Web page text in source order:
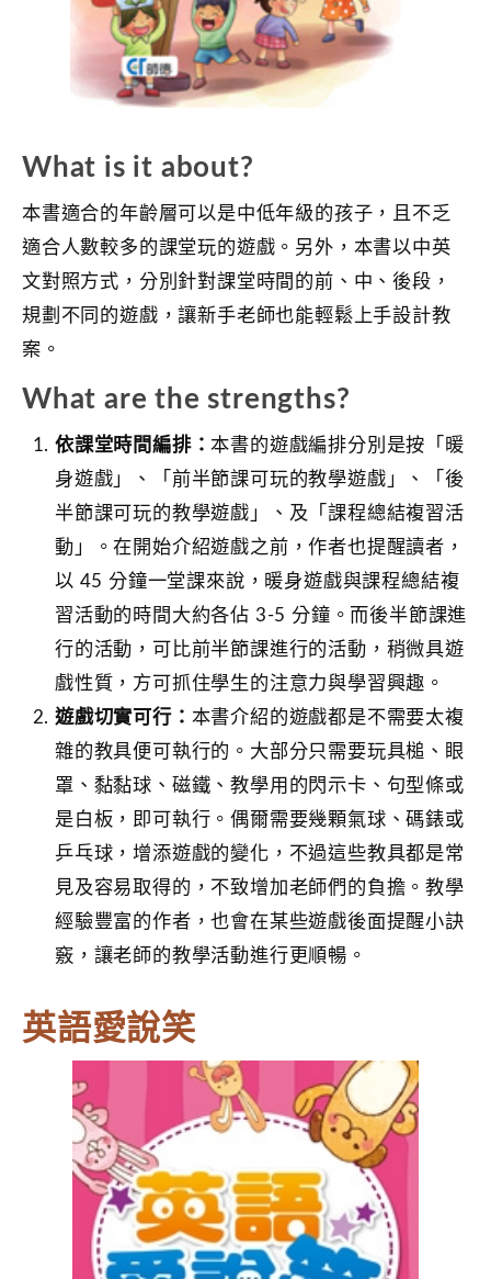
What is it about?
本書適合的年齡層可以是中低年級的孩子，且不乏
適合人數較多的課堂玩的遊戲。另外，本書以中英
文對照方式，分別針對課堂時間的前、中、後段，
規劃不同的遊戲，讓新手老師也能輕鬆上手設計教
案。
What are the strengths?
依課堂時間編排：本書的遊戲編排分別是按「暖
身遊戲」、「前半節課可玩的教學遊戲」、「後
半節課可玩的教學遊戲」、及「課程總結複習活
動」。在開始介紹遊戲之前，作者也提醒讀者，
以 45 分鐘一堂課來說，暖身遊戲與課程總結複
習活動的時間大約各佔 3-5 分鐘。而後半節課進
行的活動，可比前半節課進行的活動，稍微具遊
戲性質，方可抓住學生的注意力與學習興趣。
遊戲切實可行： 本書介紹的遊戲都是不需要太複
雜的教具便可執行的。大部分只需要玩具槌、眼
罩、黏黏球、磁鐵、教學用的閃示卡、句型條或
是白板，即可執行。偶爾需要幾顆氣球、碼錶或
乒乓球，增添遊戲的變化，不過這些教具都是常
見及容易取得的，不致增加老師們的負擔。教學
經驗豐富的作者，也會在某些遊戲後面提醒小訣
竅，讓老師的教學活動進行更順暢。
英語愛說笑